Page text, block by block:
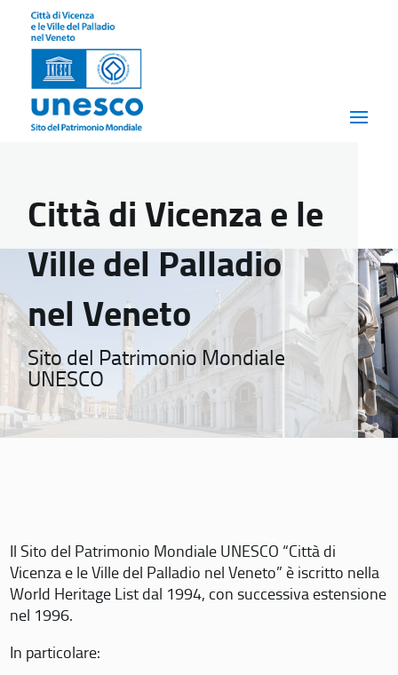
Città di Vicenza e le
Ville del Palladio
nel Veneto
Sito del Patrimonio Mondiale
UNESCO
Il Sito del Patrimonio Mondiale UNESCO “Città di
Vicenza e le Ville del Palladio nel Veneto” è iscritto nella
World Heritage List dal 1994, con successiva estensione
nel 1996.
In particolare: